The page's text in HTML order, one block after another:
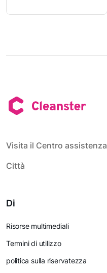
Visita il Centro assistenza
Città
Di
Risorse multimediali
Termini di utilizzo
politica sulla riservatezza